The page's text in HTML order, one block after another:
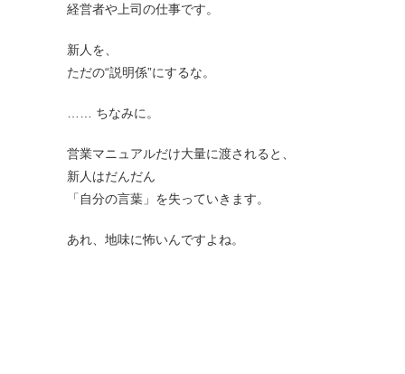
経営者や上司の仕事です。
新人を、
ただの“説明係”にするな。
…… ちなみに。
営業マニュアルだけ大量に渡されると、
新人はだんだん
「自分の言葉」を失っていきます。
あれ、地味に怖いんですよね。